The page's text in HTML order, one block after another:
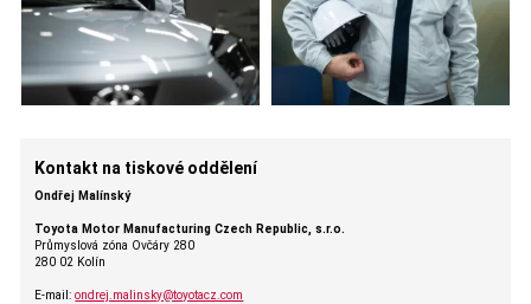
Kontakt na tiskové oddělení
Ondřej Malínský
Toyota Motor Manufacturing Czech Republic, s.r.o.
Průmyslová zóna Ovčáry 280
280 02 Kolín
E-mail:ondrej.malinsky@toyotacz.com